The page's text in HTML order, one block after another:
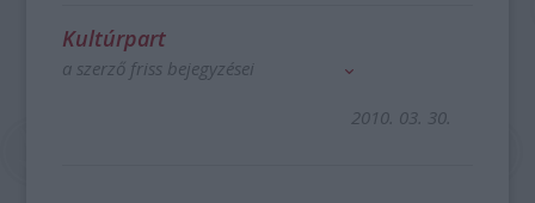
Kultúrpart
a szerző friss bejegyzései
2010. 03. 30.